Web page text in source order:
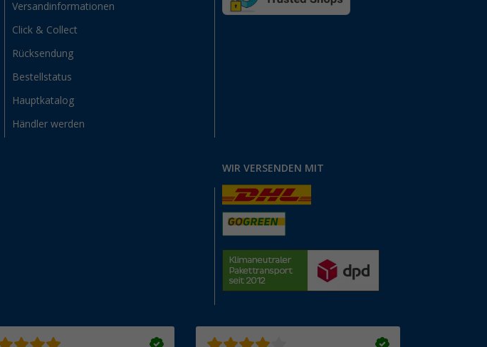
Versandinformationen
Click & Collect
Rücksendung
Bestellstatus
Hauptkatalog
Händler werden
WIR VERSENDEN MIT